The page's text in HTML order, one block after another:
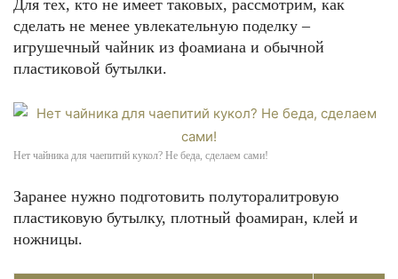
Для тех, кто не имеет таковых, рассмотрим, как
сделать не менее увлекательную поделку –
игрушечный чайник из фоамиана и обычной
пластиковой бутылки.
Нет чайника для чаепитий кукол? Не беда, сделаем сами!
Заранее нужно подготовить полуторалитровую
пластиковую бутылку, плотный фоамиран, клей и
ножницы.